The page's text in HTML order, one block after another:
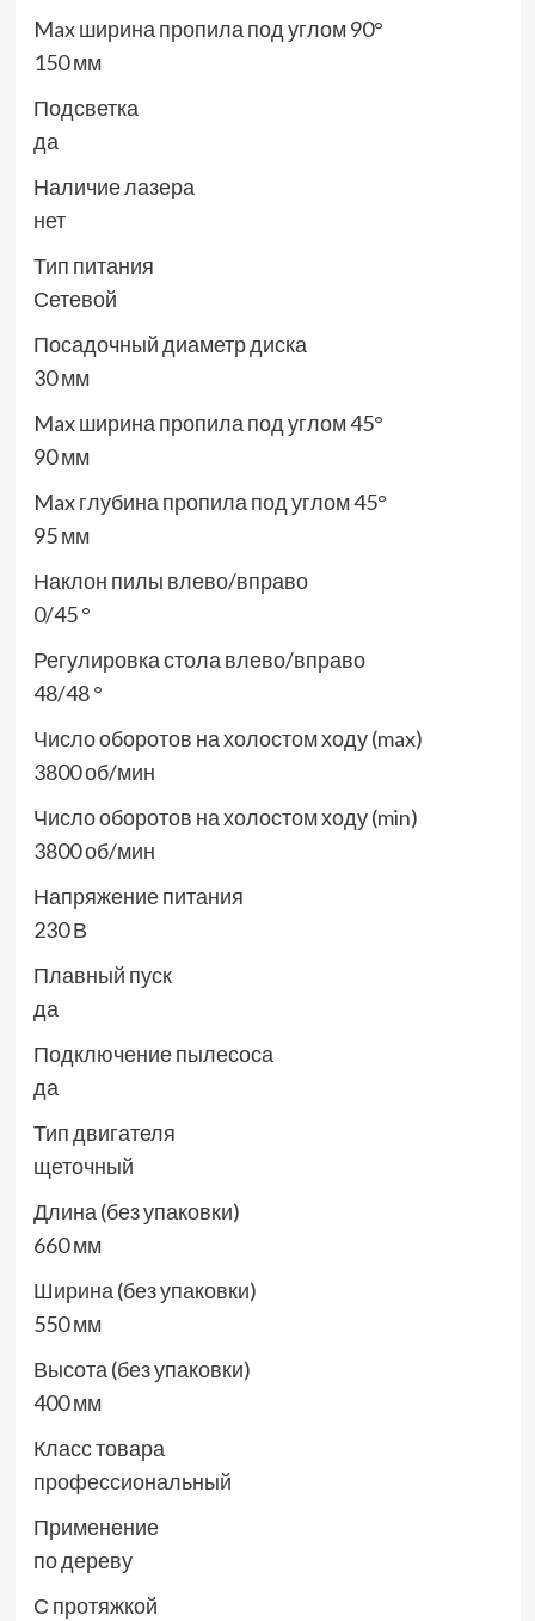
Max ширина пропила под углом 90°
150 мм
Подсветка
да
Наличие лазера
нет
Тип питания
Сетевой
Посадочный диаметр диска
30 мм
Max ширина пропила под углом 45°
90 мм
Max глубина пропила под углом 45°
95 мм
Наклон пилы влево/вправо
0/45 °
Регулировка стола влево/вправо
48/48 °
Число оборотов на холостом ходу (max)
3800 об/мин
Число оборотов на холостом ходу (min)
3800 об/мин
Напряжение питания
230 В
Плавный пуск
да
Подключение пылесоса
да
Тип двигателя
щеточный
Длина (без упаковки)
660 мм
Ширина (без упаковки)
550 мм
Высота (без упаковки)
400 мм
Класс товара
профессиональный
Применение
по дереву
С протяжкой